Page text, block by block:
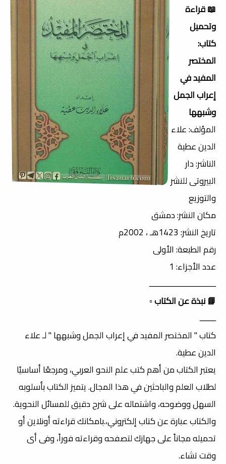
📖 قراءة
وتحميل
كتاب:
المختصر
المفيد في
إعراب الجمل
وشبهها
المؤلف: علاء
الدين عطية
الناشر: دار
البيروتى للنشر
والتوزيع
مكان النشر: دمشق
تاريخ النشر: 1423هـ ، 2002م
رقم الطبعة: الأولى
عدد الأجزاء: 1
ـــــــــــــــــــــــــــــــــ
📘 نبذة عن الكتاب▫️
ــــــــ
كتاب " المختصر المفيد في إعراب الجمل وشبهها " لـ علاء
الدين عطية.
يعتبر الكتاب من أهم كتب علم النحو العربي، ومرجعًا أساسيًا
لطلاب العلم والباحثين في هذا المجال. يتميز الكتاب بأسلوبه
السهل ووضوحه، واشتماله على شرح دقيق للمسائل النحوية.
والكتاب عبارة عن كتاب إلكتروني،.بامكانك قراءته أونلاين أو
تحميله مجاناً على جهازك لتصفحه وقراءته فوراً، وفى أى
وقت تشاء.